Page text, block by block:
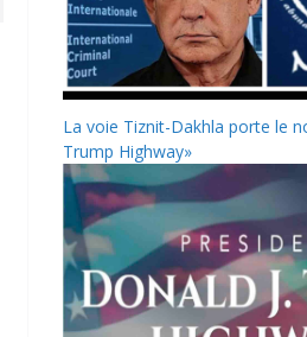
La voie Tiznit-Dakhla porte le
Trump Highway»